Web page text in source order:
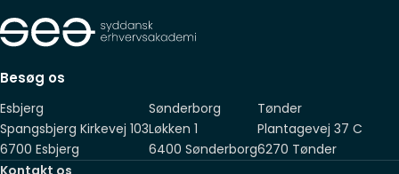
Besøg os
Esbjerg
Spangsbjerg Kirkevej 103
6700 Esbjerg
Sønderborg
Løkken 1
6400 Sønderborg
Tønder
Plantagevej 37 C
6270 Tønder
Kontakt os